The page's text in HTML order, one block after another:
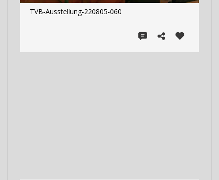
TVB-Ausstellung-220805-060